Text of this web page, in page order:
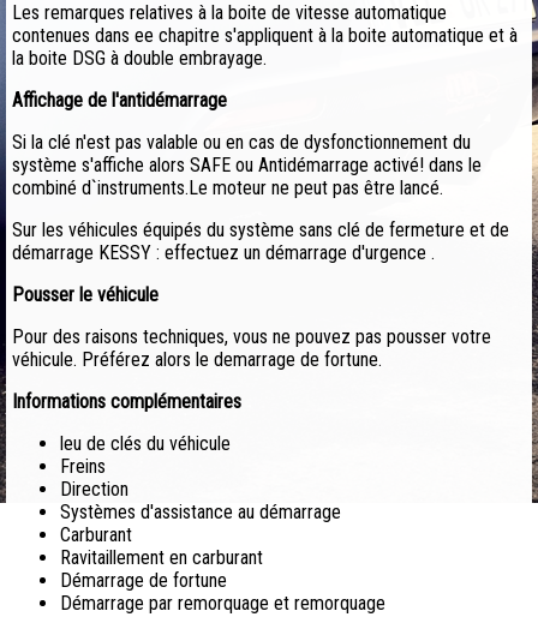
Les remarques relatives à la boite de vitesse automatique
contenues dans ee chapitre s'appliquent à la boite automatique et à
la boite DSG à double embrayage.
Affichage de l'antidémarrage
Si la clé n'est pas valable ou en cas de dysfonctionnement du
système s'affiche alors SAFE ou Antidémarrage activé! dans le
combiné d`instruments.Le moteur ne peut pas être lancé.
Sur les véhicules équipés du système sans clé de fermeture et de
démarrage KESSY : effectuez un démarrage d'urgence .
Pousser le véhicule
Pour des raisons techniques, vous ne pouvez pas pousser votre
véhicule. Préférez alors le demarrage de fortune.
Informations complémentaires
leu de clés du véhicule
Freins
Direction
Systèmes d'assistance au démarrage
Carburant
Ravitaillement en carburant
Démarrage de fortune
Démarrage par remorquage et remorquage